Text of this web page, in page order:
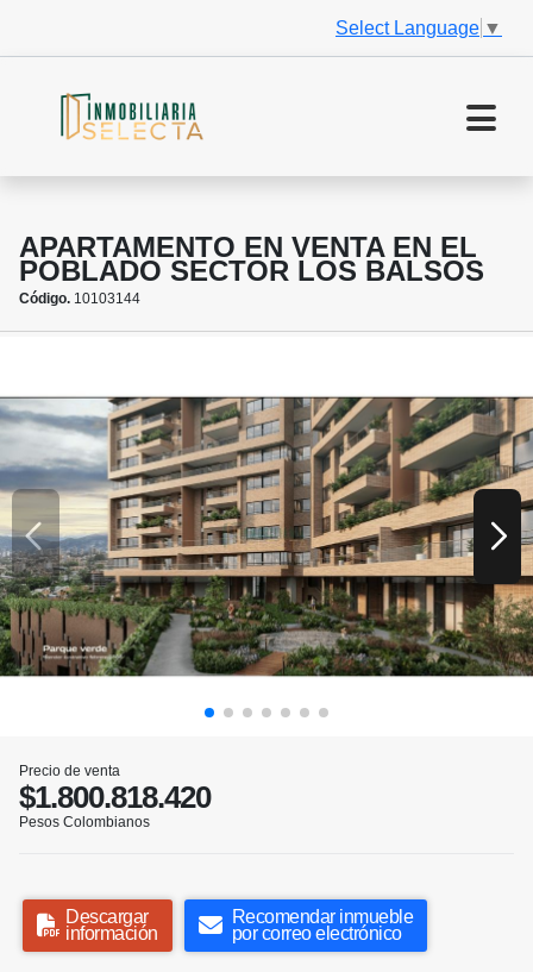
Select Language ▼
APARTAMENTO EN VENTA EN EL
POBLADO SECTOR LOS BALSOS
Código. 10103144
Precio de venta
$1.800.818.420
Pesos Colombianos
Descargar
información
Recomendar inmueble
por correo electrónico